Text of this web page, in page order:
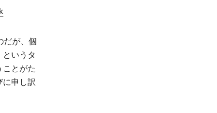
だが、個
いうタ
とがた
申し訳